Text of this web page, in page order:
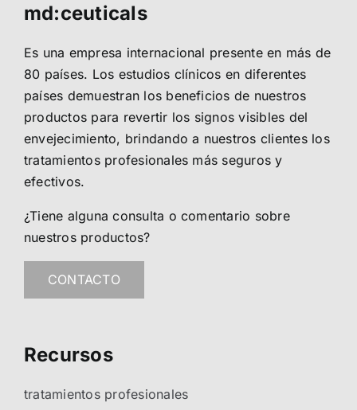
md:ceuticals
Es una empresa internacional presente en más de
80 países. Los estudios clínicos en diferentes
países demuestran los beneficios de nuestros
productos para revertir los signos visibles del
envejecimiento, brindando a nuestros clientes los
tratamientos profesionales más seguros y
efectivos.
¿Tiene alguna consulta o comentario sobre
nuestros productos?
CONTACTO
Recursos
tratamientos profesionales